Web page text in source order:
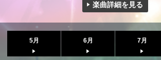
楽曲詳細を見る
5月 6月 7月